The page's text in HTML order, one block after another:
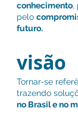
conhecimento,
pelo
futuro.
visão
Tornar-se
trazendo
no Brasil e no